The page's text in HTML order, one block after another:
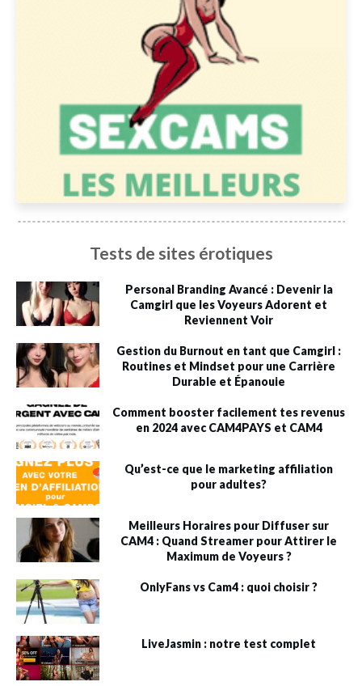
Tests de sites érotiques
Personal Branding Avancé : Devenir la
Camgirl que les Voyeurs Adorent et
Reviennent Voir
Gestion du Burnout en tant que Camgirl :
Routines et Mindset pour une Carrière
Durable et Épanouie
Comment booster facilement tes revenus
en 2024 avec CAM4PAYS et CAM4
Qu’est-ce que le marketing affiliation
pour adultes?
Meilleurs Horaires pour Diffuser sur
CAM4 : Quand Streamer pour Attirer le
Maximum de Voyeurs ?
OnlyFans vs Cam4 : quoi choisir ?
LiveJasmin : notre test complet